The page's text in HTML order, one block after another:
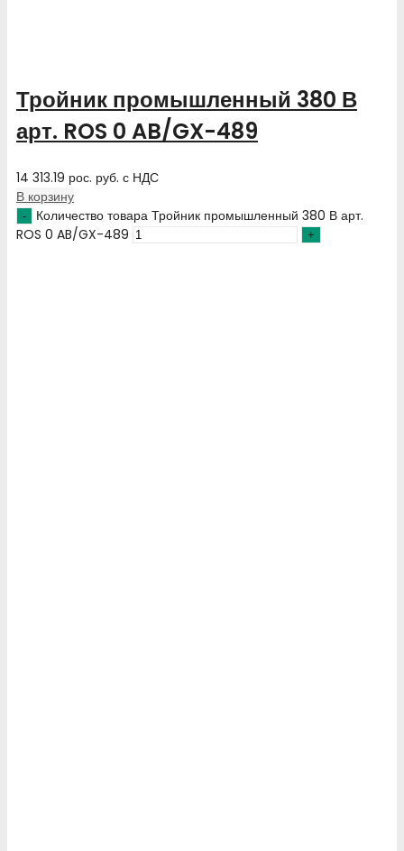
Тройник промышленный 380 В
арт. ROS 0 AB/GX-489
14 313.19 рос. руб. с НДС
В корзину
Количество товара Тройник промышленный 380 В арт.
ROS 0 AB/GX-489